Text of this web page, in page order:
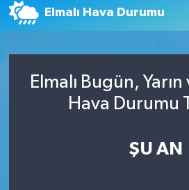
Elmalı Hava Durumu
Elmalı Bugün,
Hava Durumu
ŞU AN
İzmir Hava Durumu
İzmir Trafik Yoğunluk
Süper Lig Puan Durumu ve